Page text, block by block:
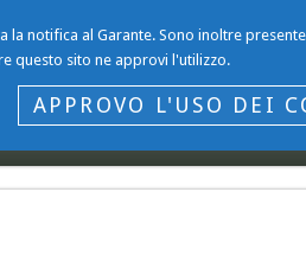
notifica al Garante. Sono inoltre
questo sito ne approvi l'utilizzo.
APPROVO L'USO DEI